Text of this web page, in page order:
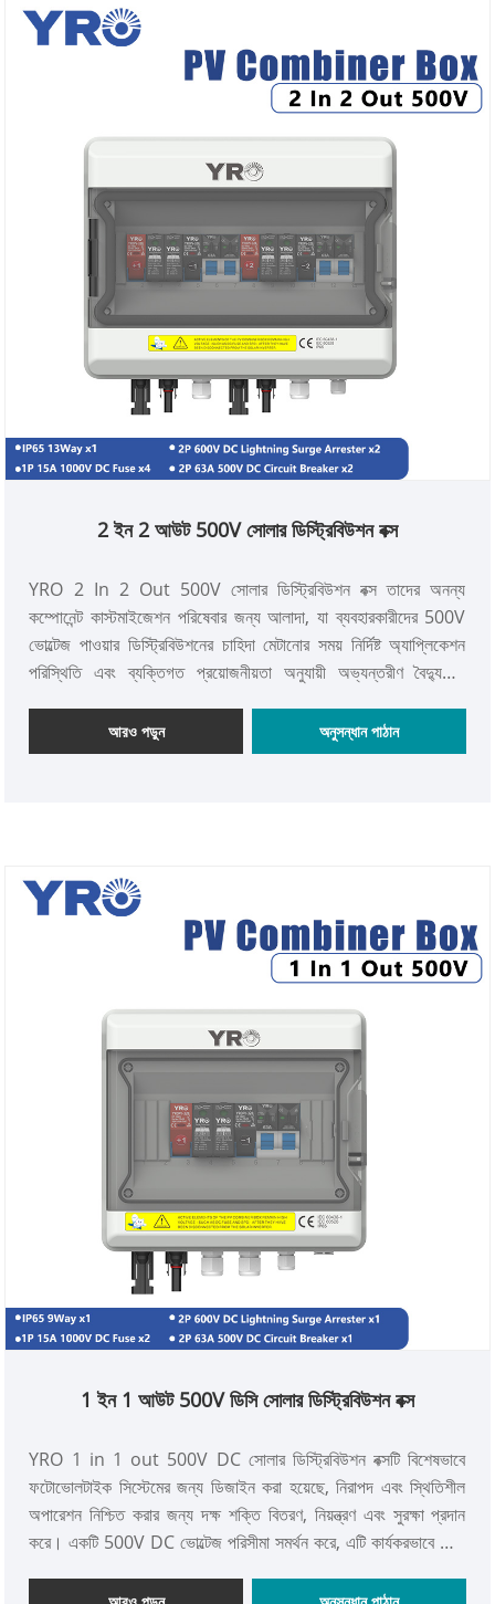
2 ইন 2 আউট 500V সোলার ডিস্ট্রিবিউশন বক্স
YRO 2 In 2 Out 500V সোলার ডিস্ট্রিবিউশন বক্স তাদের অনন্য
কম্পোনেন্ট কাস্টমাইজেশন পরিষেবার জন্য আলাদা, যা ব্যবহারকারীদের 500V
ভোল্টেজ পাওয়ার ডিস্ট্রিবিউশনের চাহিদা মেটানোর সময় নির্দিষ্ট অ্যাপ্লিকেশন
পরিস্থিতি এবং ব্যক্তিগত প্রয়োজনীয়তা অনুযায়ী অভ্যন্তরীণ বৈদ্যুতিক
আরও পড়ুন অনুসন্ধান পাঠান
1 ইন 1 আউট 500V ডিসি সোলার ডিস্ট্রিবিউশন বক্স
YRO 1 in 1 out 500V DC সোলার ডিস্ট্রিবিউশন বক্সটি বিশেষভাবে
ফটোভোলটাইক সিস্টেমের জন্য ডিজাইন করা হয়েছে, নিরাপদ এবং স্থিতিশীল
অপারেশন নিশ্চিত করার জন্য দক্ষ শক্তি বিতরণ, নিয়ন্ত্রণ এবং সুরক্ষা প্রদান
করে। একটি 500V DC ভোল্টেজ পরিসীমা সমর্থন করে, এটি কার্যকরভাবে সৌর
ব্রেকার, ফিউজ এবং ওভারভোল্টেজ সুরক্ষা দিয়ে সজ্জিত, বিতরণ বাক্সটি বৈদ্যুতিক